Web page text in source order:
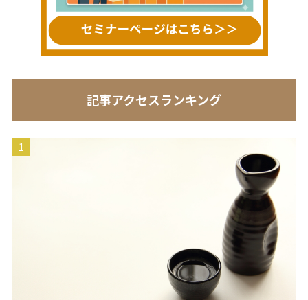
記事アクセスランキング